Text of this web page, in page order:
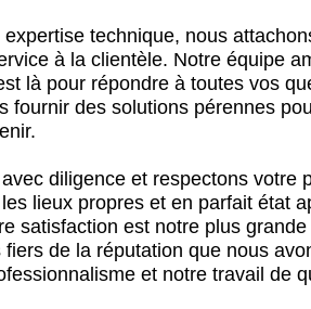
technique, nous
à la clientèle. Notre équipe
là pour répondre à toutes vos
fournir des solutions pérennes
diligence et respectons votre
lieux propres et en parfait état
satisfaction est notre plus
de la réputation que nous
et notre travail de